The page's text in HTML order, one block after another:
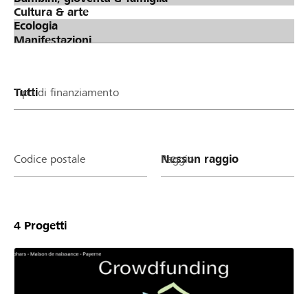
Tipo di finanziamento
Codice postale Raggio
4 Progetti